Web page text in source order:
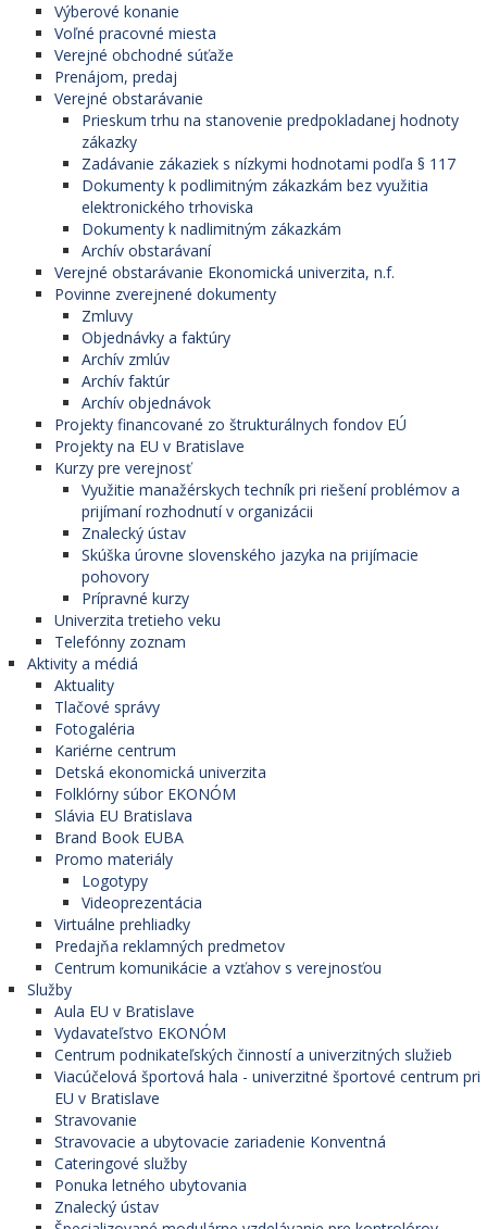
Výberové konanie
Voľné pracovné miesta
Verejné obchodné súťaže
Prenájom, predaj
Verejné obstarávanie
Prieskum trhu na stanovenie predpokladanej hodnoty
zákazky
Zadávanie zákaziek s nízkymi hodnotami podľa § 117
Dokumenty k podlimitným zákazkám bez využitia
elektronického trhoviska
Dokumenty k nadlimitným zákazkám
Archív obstarávaní
Verejné obstarávanie Ekonomická univerzita, n.f.
Povinne zverejnené dokumenty
Zmluvy
Objednávky a faktúry
Archív zmlúv
Archív faktúr
Archív objednávok
Projekty financované zo štrukturálnych fondov EÚ
Projekty na EU v Bratislave
Kurzy pre verejnosť
Využitie manažérskych techník pri riešení problémov a
prijímaní rozhodnutí v organizácii
Znalecký ústav
Skúška úrovne slovenského jazyka na prijímacie
pohovory
Prípravné kurzy
Univerzita tretieho veku
Telefónny zoznam
Aktivity a médiá
Aktuality
Tlačové správy
Fotogaléria
Kariérne centrum
Detská ekonomická univerzita
Folklórny súbor EKONÓM
Slávia EU Bratislava
Brand Book EUBA
Promo materiály
Logotypy
Videoprezentácia
Virtuálne prehliadky
Predajňa reklamných predmetov
Centrum komunikácie a vzťahov s verejnosťou
Služby
Aula EU v Bratislave
Vydavateľstvo EKONÓM
Centrum podnikateľských činností a univerzitných služieb
Viacúčelová športová hala - univerzitné športové centrum pri
EU v Bratislave
Stravovanie
Stravovacie a ubytovacie zariadenie Konventná
Cateringové služby
Ponuka letného ubytovania
Znalecký ústav